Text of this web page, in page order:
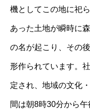
機としてこの地に祀
あった土地が瞬時に
の名が起こり、その
形作られています。
定され、地域の文化
間は朝8時30分から